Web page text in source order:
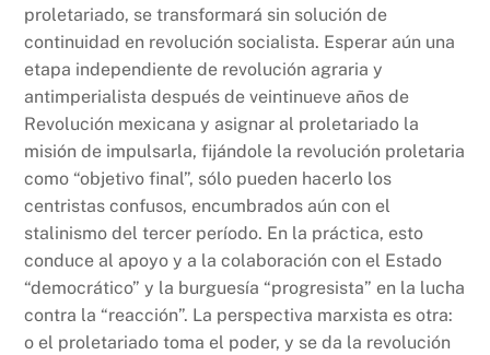
proletariado, se transformará sin solución de
continuidad en revolución socialista. Esperar aún una
etapa independiente de revolución agraria y
antimperialista después de veintinueve años de
Revolución mexicana y asignar al proletariado la
misión de impulsarla, fijándole la revolución proletaria
como “objetivo final”, sólo pueden hacerlo los
centristas confusos, encumbrados aún con el
stalinismo del tercer período. En la práctica, esto
conduce al apoyo y a la colaboración con el Estado
“democrático” y la burguesía “progresista” en la lucha
contra la “reacción”. La perspectiva marxista es otra:
o el proletariado toma el poder, y se da la revolución